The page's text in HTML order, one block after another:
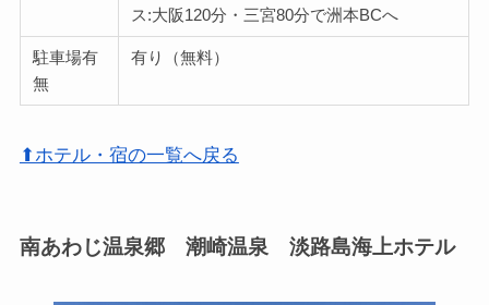
ス:大阪120分・三宮80分で洲本BCへ
駐車場有
無
有り（無料）
⬆ホテル・宿の一覧へ戻る
南あわじ温泉郷 潮崎温泉 淡路島海上ホテル